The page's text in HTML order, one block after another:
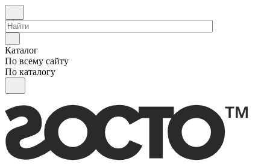
Каталог
По всему сайту
По каталогу